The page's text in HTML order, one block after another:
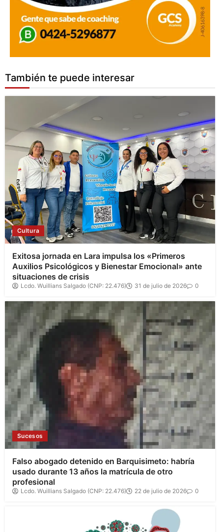
También te puede interesar
Cultura
Exitosa jornada en Lara impulsa los «Primeros
Auxilios Psicológicos y Bienestar Emocional» ante
situaciones de crisis
Lcdo. Wuillians Salgado (CNP: 22.476) 31 de julio de 2026 0
Sucesos
Falso abogado detenido en Barquisimeto: habría
usado durante 13 años la matrícula de otro
profesional
Lcdo. Wuillians Salgado (CNP: 22.476) 22 de julio de 2026 0